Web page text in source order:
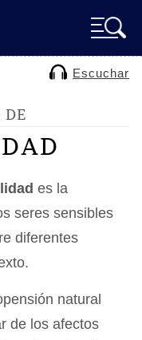
Escuchar
es la
seres sensibles
diferentes
natural
de los afectos